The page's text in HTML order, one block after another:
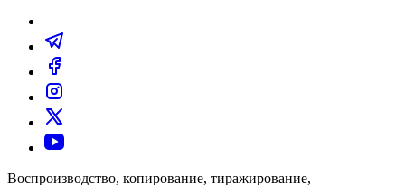
Воспроизводство, копирование, тиражирование,